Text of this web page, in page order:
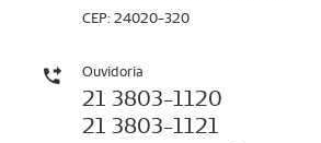
CEP: 24020-320
Ouvidoria
21 3803-1120
21 3803-1121